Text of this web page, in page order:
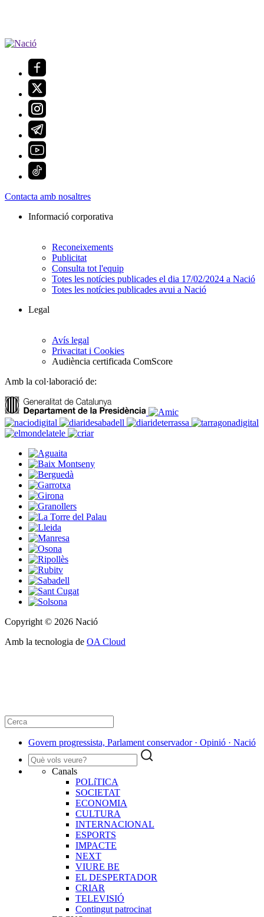
Contacta amb nosaltres
Informació corporativa
Reconeixements
Publicitat
Consulta tot l'equip
Totes les notícies publicades el dia 17/02/2024 a Nació
Totes les notícies publicades avui a Nació
Legal
Avís legal
Privacitat i Cookies
Audiència certificada ComScore
Amb la col·laboració de:
Copyright © 2026 Nació
Amb la tecnologia de OA Cloud
Govern progressista, Parlament conservador · Opinió · Nació
Canals
POLíTICA
SOCIETAT
ECONOMIA
CULTURA
INTERNACIONAL
ESPORTS
IMPACTE
NEXT
VIURE BE
EL DESPERTADOR
CRIAR
TELEVISIÓ
Contingut patrocinat